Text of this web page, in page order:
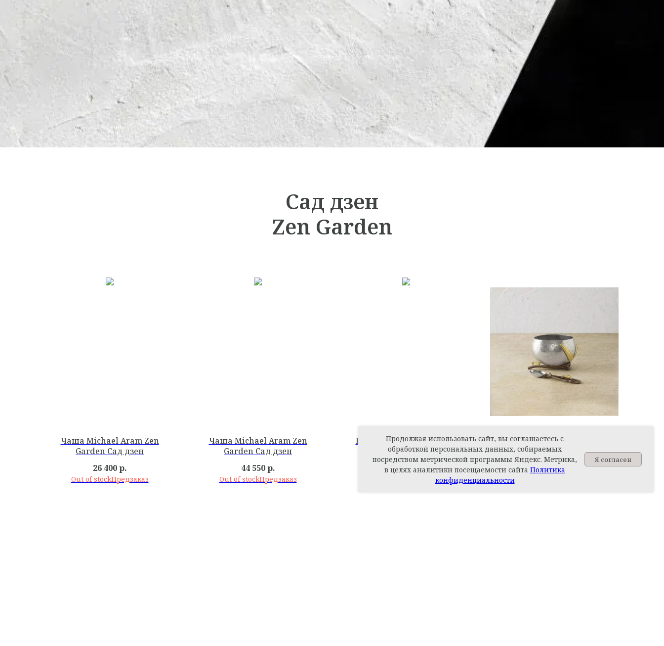
Сад дзен
Zen Garden
Чаша Michael Aram Zen
Garden Сад дзен
26 400 р.
Out of stock
Чаша Michael Aram Zen
Garden Сад дзен
44 550 р.
Out of stock
Рамка Michael Aram Zen
Garden Сад дзен
44 550 р.
Конфетница Michael Aram Zen
Garden Сад дзен
20 130 р.
Задайте вопрос
Продолжая использовать сайт, вы соглашаетесь с
обработкой персональных данных, собираемых
посредством метрической программы Яндекс. Метрика,
в целях аналитики посещаемости сайта Политика
конфиденциальности
Я согласен